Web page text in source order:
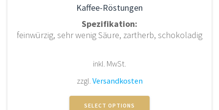
Kaffee-Röstungen
Spezifikation:
feinwürzig, sehr wenig Säure, zartherb, schokoladig
inkl. MwSt.
zzgl. Versandkosten
SELECT OPTIONS
Dieses